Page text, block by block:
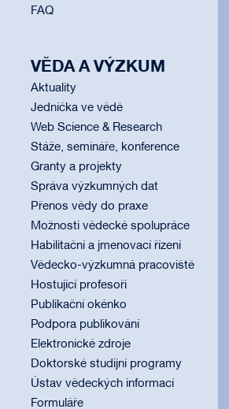
FAQ
VĚDA A VÝZKUM
Aktuality
Jednička ve vědě
Web Science & Research
Stáže, semináře, konference
Granty a projekty
Správa výzkumných dat
Přenos vědy do praxe
Možnosti vědecké spolupráce
Habilitační a jmenovací řízení
Vědecko-výzkumná pracoviště
Hostující profesoři
Publikační okénko
Podpora publikování
Elektronické zdroje
Doktorské studijní programy
Ústav vědeckých informací
Formuláře